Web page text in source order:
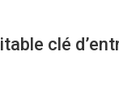
clé